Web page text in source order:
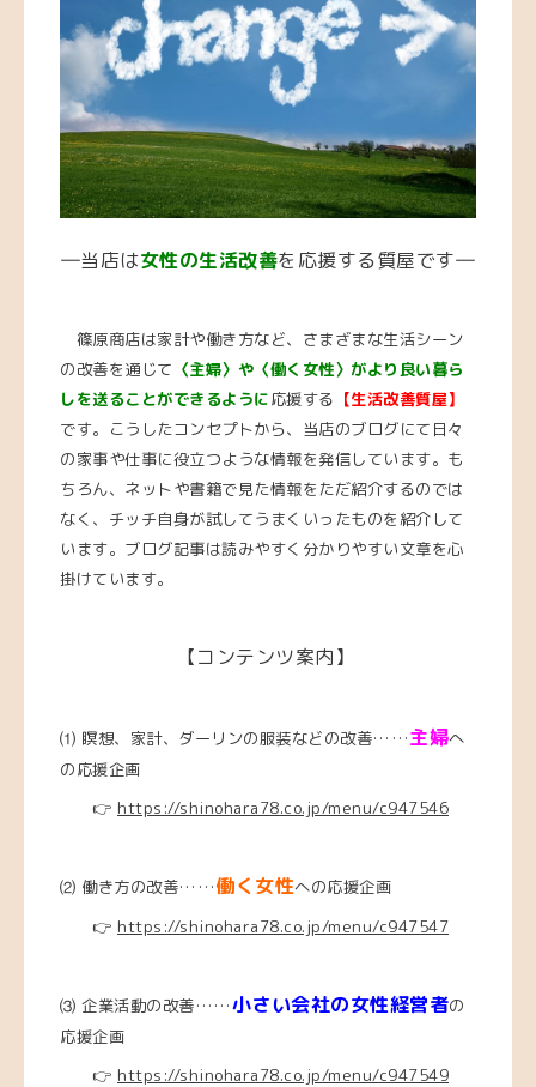
―当店は女性の生活改善を応援する質屋です―
篠原商店は家計や働き方など、さまざまな生活シーン
の改善を通じて 〈主婦〉や〈働く女性〉がより良い暮ら
しを送ることができるように応援する 【生活改善質屋】
です。こうしたコンセプトから、当店のブログにて日々
の家事や仕事に役立つような情報を発信しています。も
ちろん、ネットや書籍で見た情報をただ紹介するのでは
なく、チッチ自身が試してうまくいったものを紹介して
います。ブログ記事は読みやすく分かりやすい文章を心
掛けています。
【コンテンツ案内】
⑴ 瞑想、家計、ダーリンの服装などの改善……主婦へ
の応援企画
👉 https://shinohara78.co.jp/menu/c947546
⑵ 働き方の改善……働く女性への応援企画
👉 https://shinohara78.co.jp/menu/c947547
⑶ 企業活動の改善……小さい会社の女性経営者の
応援企画
👉 https://shinohara78.co.jp/menu/c947549